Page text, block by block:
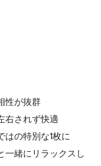
性が抜群
右されず快適
はの特別な1枚に
一緒にリラックスし